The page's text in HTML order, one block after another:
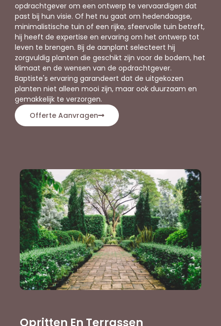
opdrachtgever om een ontwerp te vervaardigen dat
past bij hun visie. Of het nu gaat om hedendaagse,
minimalistische tuin of een rijke, sfeervolle tuin betreft,
hij heeft de expertise en ervaring om het ontwerp tot
leven te brengen. Bij de aanplant selecteert hij
zorgvuldig planten die geschikt zijn voor de bodem, het
klimaat en de wensen van de opdrachtgever.
Baptiste's ervaring garandeert dat de uitgekozen
planten niet alleen mooi zijn, maar ook duurzaam en
gemakkelijk te verzorgen.
Offerte Aanvragen